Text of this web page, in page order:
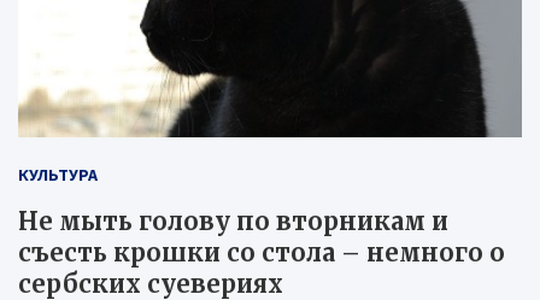
КУЛЬТУРА
Не мыть голову по вторникам и
съесть крошки со стола – немного о
сербских суевериях